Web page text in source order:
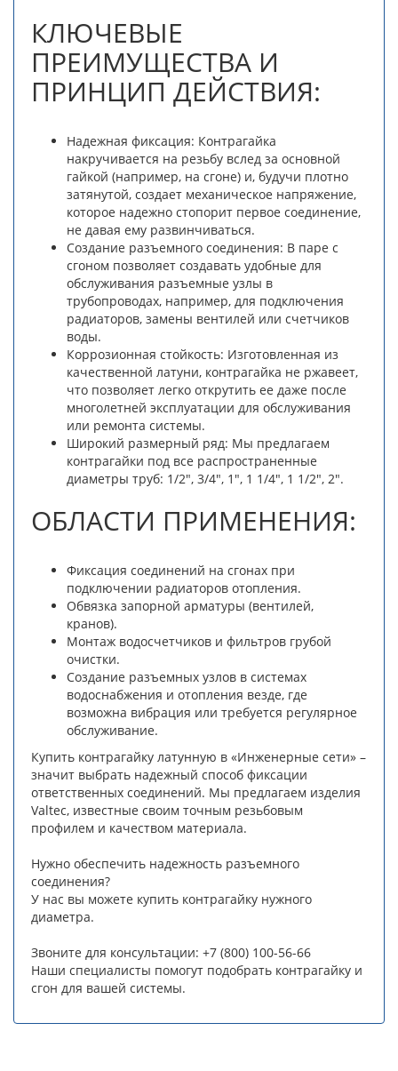
КЛЮЧЕВЫЕ
ПРЕИМУЩЕСТВА И
ПРИНЦИП ДЕЙСТВИЯ:
Надежная фиксация: Контрагайка
накручивается на резьбу вслед за основной
гайкой (например, на сгоне) и, будучи плотно
затянутой, создает механическое напряжение,
которое надежно стопорит первое соединение,
не давая ему развинчиваться.
Создание разъемного соединения: В паре с
сгоном позволяет создавать удобные для
обслуживания разъемные узлы в
трубопроводах, например, для подключения
радиаторов, замены вентилей или счетчиков
воды.
Коррозионная стойкость: Изготовленная из
качественной латуни, контрагайка не ржавеет,
что позволяет легко открутить ее даже после
многолетней эксплуатации для обслуживания
или ремонта системы.
Широкий размерный ряд: Мы предлагаем
контрагайки под все распространенные
диаметры труб: 1/2", 3/4", 1", 1 1/4", 1 1/2", 2".
ОБЛАСТИ ПРИМЕНЕНИЯ:
Фиксация соединений на сгонах при
подключении радиаторов отопления.
Обвязка запорной арматуры (вентилей,
кранов).
Монтаж водосчетчиков и фильтров грубой
очистки.
Создание разъемных узлов в системах
водоснабжения и отопления везде, где
возможна вибрация или требуется регулярное
обслуживание.
Купить контрагайку латунную в «Инженерные сети» –
значит выбрать надежный способ фиксации
ответственных соединений. Мы предлагаем изделия
Valtec, известные своим точным резьбовым
профилем и качеством материала.
Нужно обеспечить надежность разъемного
соединения?
У нас вы можете купить контрагайку нужного
диаметра.
Звоните для консультации: +7 (800) 100-56-66
Наши специалисты помогут подобрать контрагайку и
сгон для вашей системы.